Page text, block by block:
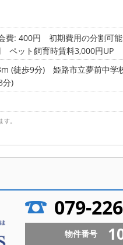
費: 400円
初期費用の分割可
ペット飼育時賃料3,000円UP
(徒歩9分) 姫路市立夢前中学
分)
。
079-
物件番号